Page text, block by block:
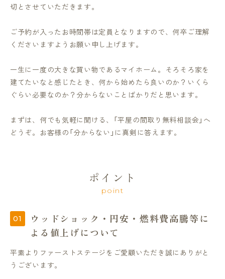
切とさせていただきます。
ご予約が入ったお時間帯は定員となりますので、何卒ご理解
くださいますようお願い申し上げます。
一生に一度の大きな買い物であるマイホーム。そろそろ家を
建てたいなと感じたとき、何から始めたら良いのか？いくら
ぐらい必要なのか？分からないことばかりだと思います。
まずは、何でも気軽に聞ける、「平屋の間取り無料相談会」へ
どうぞ。お客様の「分からない」に真剣に答えます。
ポイント
point
ウッドショック・円安・燃料費高騰等に
よる値上げについて
平素よりファーストステージをご愛顧いただき誠にありがと
うございます。